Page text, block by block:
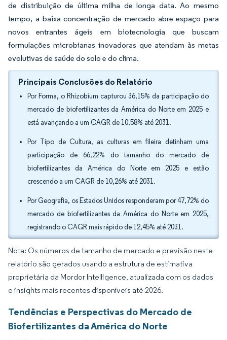
de distribuição de última milha de longa data. Ao mesmo
tempo, a baixa concentração de mercado abre espaço para
novos entrantes ágeis em biotecnologia que buscam
formulações microbianas inovadoras que atendam às metas
evolutivas de saúde do solo e do clima.
Principais Conclusões do Relatório
Por Forma, o Rhizobium capturou 36,15% da participação do
mercado de biofertilizantes da América do Norte em 2025 e
está avançando a um CAGR de 10,58% até 2031.
Por Tipo de Cultura, as culturas em fileira detinham uma
participação de 66,22% do tamanho do mercado de
biofertilizantes da América do Norte em 2025 e estão
crescendo a um CAGR de 10,26% até 2031.
Por Geografia, os Estados Unidos responderam por 47,72% do
mercado de biofertilizantes da América do Norte em 2025,
registrando o CAGR mais rápido de 12,45% até 2031.
Nota: Os números de tamanho de mercado e previsão neste
relatório são gerados usando a estrutura de estimativa
proprietária da Mordor Intelligence, atualizada com os dados
e insights mais recentes disponíveis até 2026.
Tendências e Perspectivas do Mercado de
Biofertilizantes da América do Norte